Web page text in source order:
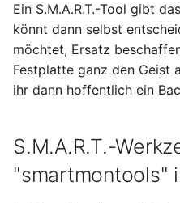
November 2022
Oktober 2022
September 2022
August 2022
Juli 2022
Ein S.M.A.R.T.-Tool gibt
könnt dann selbst
möchtet, Ersatz
Festplatte ganz den Geist
ihr dann hoffentlich ein
S.M.A.R.T.-
"smartmontools"